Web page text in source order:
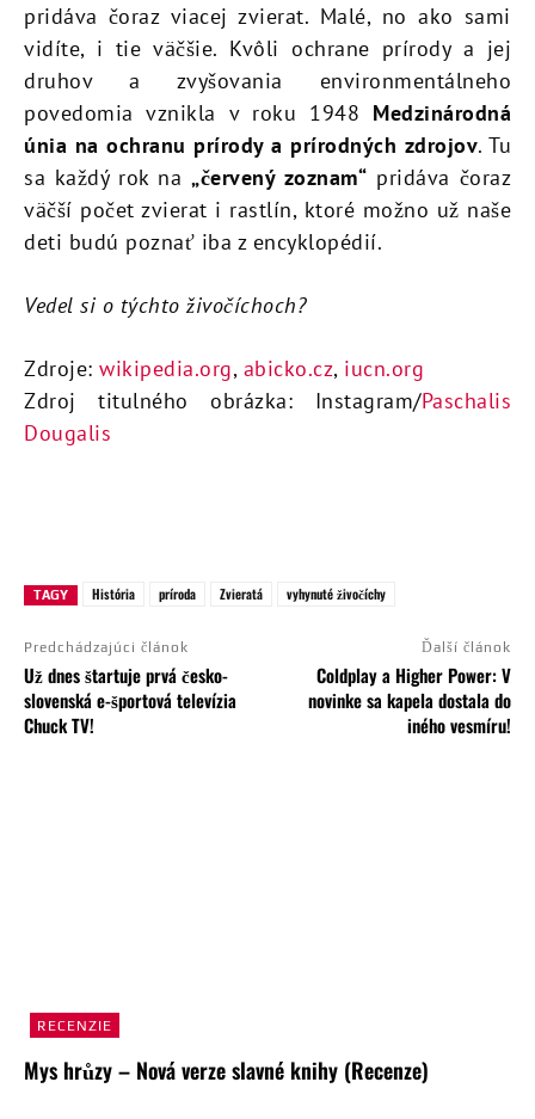
pridáva čoraz viacej zvierat. Malé, no ako sami
vidíte, i tie väčšie. Kvôli ochrane prírody a jej
druhov a zvyšovania environmentálneho
povedomia vznikla v roku 1948 Medzinárodná
únia na ochranu prírody a prírodných zdrojov. Tu
sa každý rok na„červený zoznam“ pridáva čoraz
väčší počet zvierat i rastlín, ktoré možno už naše
deti budú poznať iba z encyklopédií.
Vedel si o týchto živočíchoch?
Zdroje: wikipedia.org, abicko.cz, iucn.org
Zdroj titulného obrázka: Instagram/Paschalis
Dougalis
TAGY História príroda Zvieratá vyhynuté živočíchy
Predchádzajúci článok
Už dnes štartuje prvá česko-
slovenská e-športová televízia
Chuck TV!
Ďalší článok
Coldplay a Higher Power: V
novinke sa kapela dostala do
iného vesmíru!
RECENZIE
Mys hrůzy – Nová verze slavné knihy (Recenze)